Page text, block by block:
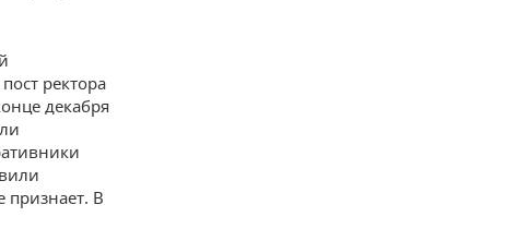
ректора
декабря
признает. В